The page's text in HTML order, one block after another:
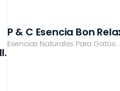
Esencias Naturales Para Gatos:
P & C Esencia Bon